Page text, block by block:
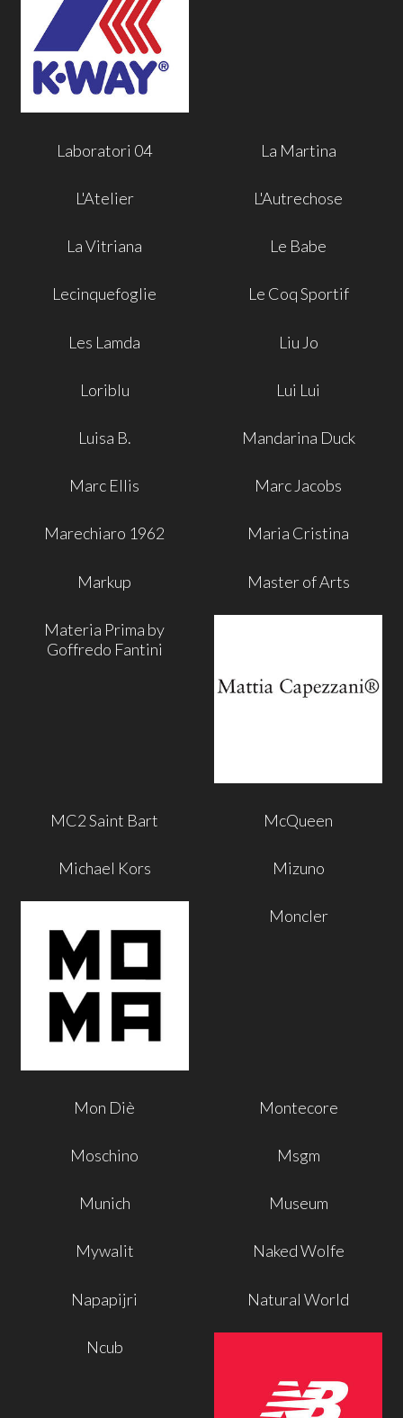
Laboratori 04 La Martina
L'Atelier L'Autrechose
La Vitriana Le Babe
Lecinquefoglie Le Coq Sportif
Les Lamda Liu Jo
Loriblu Lui Lui
Luisa B. Mandarina Duck
Marc Ellis Marc Jacobs
Marechiaro 1962 Maria Cristina
Markup Master of Arts
Materia Prima by
Goffredo Fantini
MC2 Saint Bart McQueen
Michael Kors Mizuno
Moncler
Mon Diè Montecore
Moschino Msgm
Munich Museum
Mywalit Naked Wolfe
Napapijri Natural World
Ncub